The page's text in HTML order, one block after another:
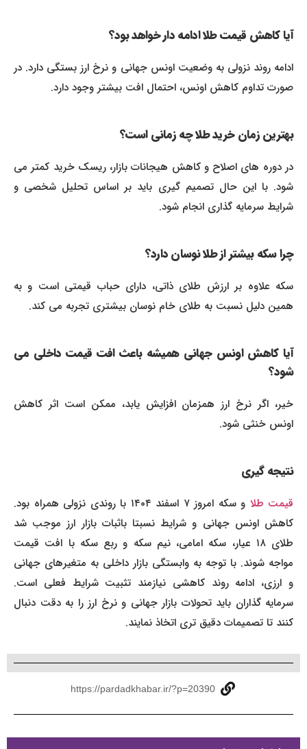
آیا کاهش قیمت طلا ادامه دار خواهد بود؟
ادامه روند نزولی به وضعیت اونس جهانی و نرخ ارز بستگی دارد. در
صورت تداوم کاهش اونس، احتمال افت بیشتر وجود دارد.
بهترین زمان خرید طلا چه زمانی است؟
در دوره های اصلاح و کاهش هیجانات بازار، ریسک خرید کمتر می
شود. با این حال تصمیم گیری باید بر اساس تحلیل شخصی و
شرایط سرمایه گذاری انجام شود.
چرا سکه بیشتر از طلا نوسان دارد؟
سکه علاوه بر ارزش طلای ذاتی، دارای حباب قیمتی است و به
همین دلیل نسبت به طلای خام نوسان بیشتری تجربه می کند.
آیا کاهش اونس جهانی همیشه باعث افت قیمت داخلی می
شود؟
خیر، اگر نرخ ارز همزمان افزایش یابد، ممکن است اثر کاهش
اونس خنثی شود.
نتیجه گیری
قیمت طلا
و سکه امروز ۷ اسفند ۱۴۰۴ با روندی نزولی همراه بود.
کاهش اونس جهانی و شرایط نسبتا باثبات بازار ارز موجب شد
طلای ۱۸ عیار، سکه امامی، نیم سکه و ربع سکه با افت قیمت
مواجه شوند. با توجه به وابستگی بازار داخلی به متغیرهای جهانی
و ارزی، ادامه روند کاهشی نیازمند تثبیت شرایط فعلی است.
سرمایه گذاران باید تحولات بازار جهانی و نرخ ارز را به دقت دنبال
کنند تا تصمیمات دقیق تری اتخاذ نمایند.
https://pardadkhabar.ir/?p=20390